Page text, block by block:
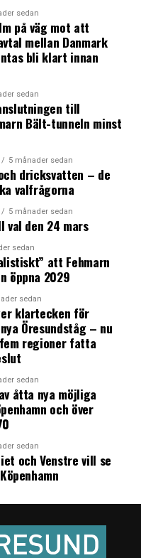
inför årsmötet.
personligt plan och
är olyckligt att
leva vidare i dess
ett beslut som
rättar jag mig
det även utan
potential i
naturligtvis ska
Eva Östlings
framtida
om Greater
danska kommuner
om varumärke och
Region Skåne och
att vara med.
Copenhagen
från delar av den
splittras – Eva Östling
Valley
MVA:s styrelse den
mellan
sedan
på väg mot att
mellan Danmark
bli klart innan
sedan
till
Bält-tunneln minst
5 månader sedan
dricksvatten – de
valfrågorna
5 månader sedan
val den 24 mars
sedan
att Fehmarn
öppna 2029
sedan
klartecken för
Öresundståg – nu
regioner fatta
sedan
åtta nya möjliga
och över
sedan
och Venstre vill se